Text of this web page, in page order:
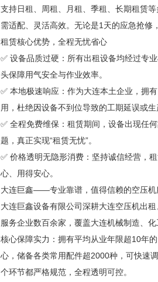
支持日租、周租、月租、季租、长期租赁
需适配、灵活高效。无论是1天的应急抢修
租赁核心优势，全程无忧省心
✅ 设备品质过硬：所有出租设备均经过专
头保障用气安全与作业效率。
✅ 本地极速响应：作为大连本土企业，拥
用，杜绝因设备不到位导致的工期延误或生
✅ 全程免费维保：租赁期间，设备出现任
题，真正实现“租赁无忧”。
✅ 价格透明无隐形消费：坚持诚信经营，
心、用得安心。
大连巨鑫——专业靠谱，值得信赖的空压机
大连巨鑫设备有限公司深耕大连空压机出
服务企业数百余家，覆盖大连机械制造、
核心保障实力：拥有平均从业年限超10年
心，储备各类常用配件超2000种，可快速
个环节都严格规范，全程透明可控。